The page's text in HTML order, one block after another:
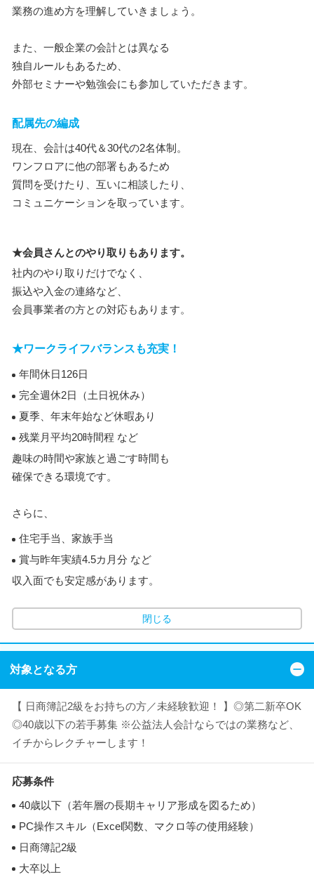
業務の進め方を理解していきましょう。
また、一般企業の会計とは異なる
独自ルールもあるため、
外部セミナーや勉強会にも参加していただきます。
配属先の編成
現在、会計は40代＆30代の2名体制。
ワンフロアに他の部署もあるため
質問を受けたり、互いに相談したり、
コミュニケーションを取っています。
★会員さんとのやり取りもあります。
社内のやり取りだけでなく、
振込や入金の連絡など、
会員事業者の方との対応もあります。
★ワークライフバランスも充実！
年間休日126日
完全週休2日（土日祝休み）
夏季、年末年始など休暇あり
残業月平均20時間程 など
趣味の時間や家族と過ごす時間も
確保できる環境です。
さらに、
住宅手当、家族手当
賞与昨年実績4.5カ月分 など
収入面でも安定感があります。
閉じる
対象となる方
【 日商簿記2級をお持ちの方／未経験歓迎！ 】◎第二新卒OK
◎40歳以下の若手募集 ※公益法人会計ならではの業務など、
イチからレクチャーします！
応募条件
40歳以下（若年層の長期キャリア形成を図るため）
PC操作スキル（Excel関数、マクロ等の使用経験）
日商簿記2級
大卒以上